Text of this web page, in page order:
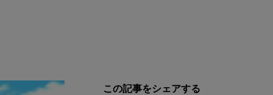
この記事をシェアする